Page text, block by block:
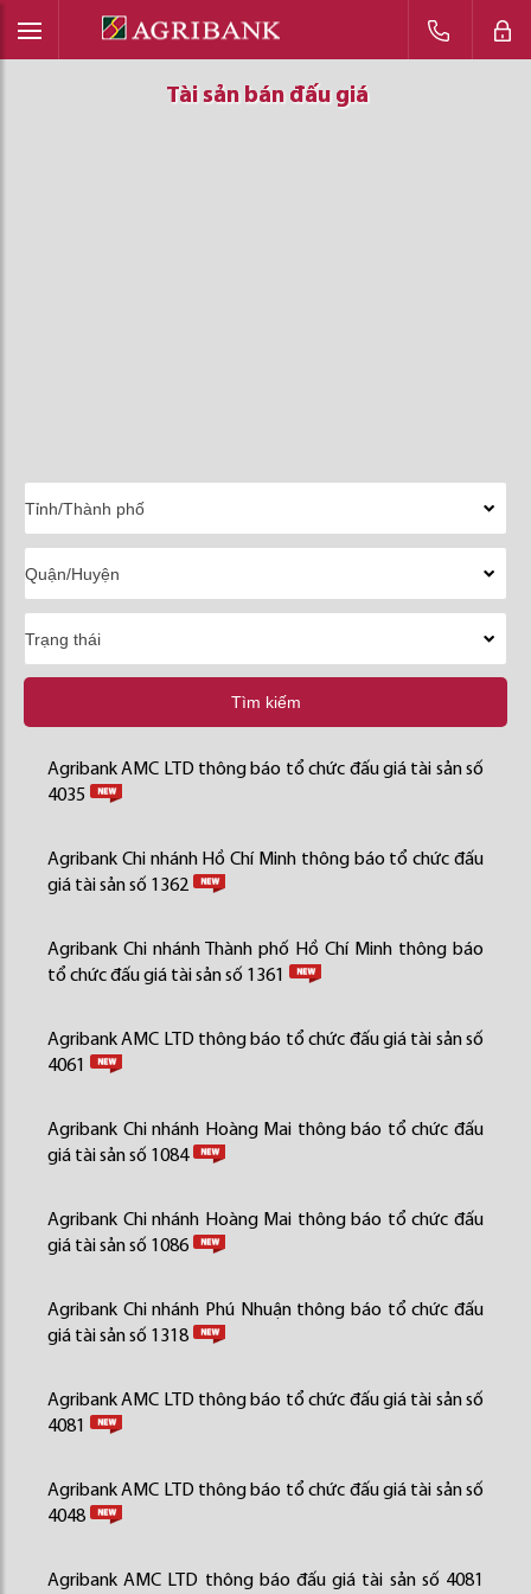
Tài sản bán đấu giá
Tài sản bán đấu giá
Tài sản bán đấu giá
Tìm kiếm
Agribank AMC LTD thông báo tổ chức đấu giá tài sản số
4035
Agribank Chi nhánh Hồ Chí Minh thông báo tổ chức đấu
giá tài sản số 1362
Agribank Chi nhánh Thành phố Hồ Chí Minh thông báo
tổ chức đấu giá tài sản số 1361
Agribank AMC LTD thông báo tổ chức đấu giá tài sản số
4061
Agribank Chi nhánh Hoàng Mai thông báo tổ chức đấu
giá tài sản số 1084
Agribank Chi nhánh Hoàng Mai thông báo tổ chức đấu
giá tài sản số 1086
Agribank Chi nhánh Phú Nhuận thông báo tổ chức đấu
giá tài sản số 1318
Agribank AMC LTD thông báo tổ chức đấu giá tài sản số
4081
Agribank AMC LTD thông báo tổ chức đấu giá tài sản số
4048
Agribank AMC LTD thông báo đấu giá tài sản số 4081